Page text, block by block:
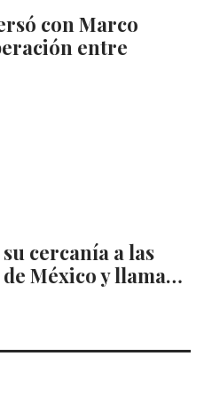
con Marco
entre
cercanía a las
México y llama…